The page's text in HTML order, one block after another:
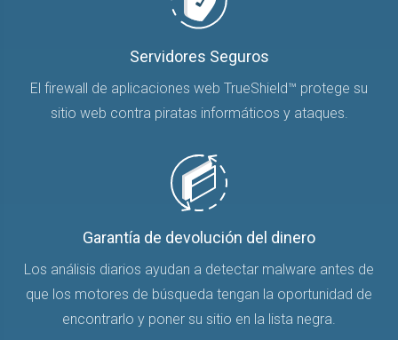
Servidores Seguros
El firewall de aplicaciones web TrueShield™ protege su
sitio web contra piratas informáticos y ataques.
Garantía de devolución del dinero
Los análisis diarios ayudan a detectar malware antes de
que los motores de búsqueda tengan la oportunidad de
encontrarlo y poner su sitio en la lista negra.